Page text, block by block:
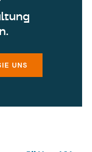
UNS